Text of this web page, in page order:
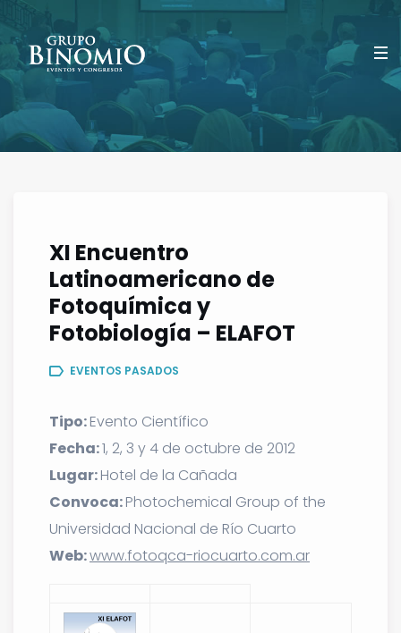
XI Encuentro
Latinoamericano de
Fotoquímica y
Fotobiología – ELAFOT
EVENTOS PASADOS
Tipo:Evento Científico
Fecha:1, 2, 3 y 4 de octubre de 2012
Lugar:Hotel de la Cañada
Convoca:Photochemical Group of the
Universidad Nacional de Río Cuarto
Web:www.fotoqca-riocuarto.com.ar